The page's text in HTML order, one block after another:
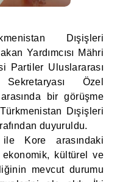
Dışişleri
Yardımcısı Mähri
Partiler Uluslararası
Özel
bir görüşme
Dışişleri
duyuruldu.
ile Kore arasındaki
kültürel ve
mevcut durumu